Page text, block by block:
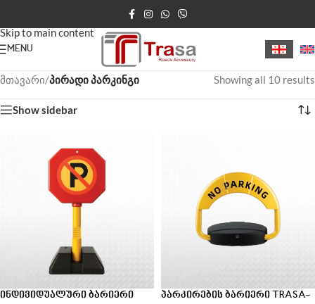
Skip to main content
MENU
მთავარი/პირადი პარკინგი Showing all 10 results
Show sidebar
ინდივიდუალური ბარიერი
პარკირების ბარიერი TRASA-